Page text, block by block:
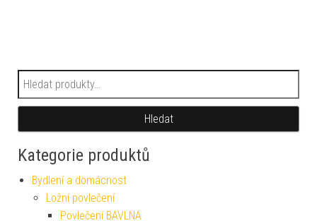
Hledat:
Hledat
Kategorie produktů
Bydlení a domácnost
Ložní povlečení
Povlečení BAVLNA